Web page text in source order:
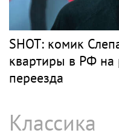
SHOT: комик
квартиры в РФ на
переезда
Классика